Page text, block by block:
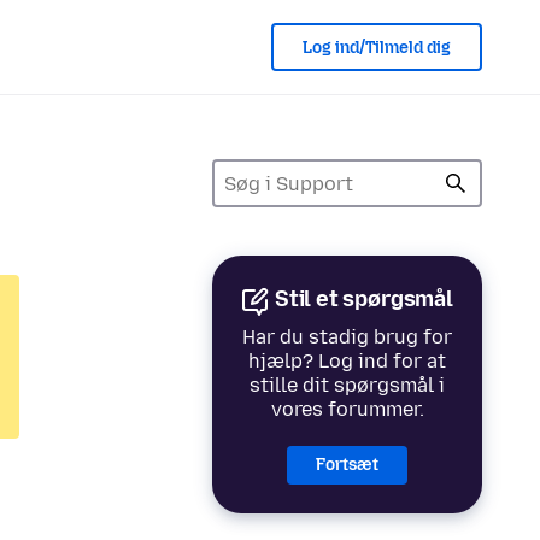
Log ind/Tilmeld dig
Stil et spørgsmål
Har du stadig brug for
hjælp? Log ind for at
stille dit spørgsmål i
vores forummer.
Fortsæt